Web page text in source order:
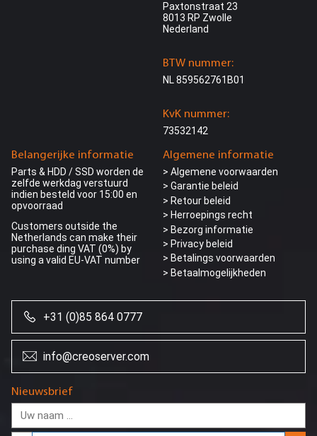
Belangerijke informatie
Parts & HDD / SSD worden de
zelfde werkdag verstuurd
indien besteld voor 15:00 en
opvoorraad
Customers outside the
Netherlands can make their
purchase ding VAT (0%) by
using a valid EU-VAT number
Algemene informatie
> Algemene voorwaarden
> Garantie beleid
> Retour beleid
> Herroepings recht
> Bezorg informatie
> Privacy beleid
> Betalings voorwaarden
> Betaalmogelijkheden
Paxtonstraat 23
8013 RP Zwolle
Nederland
BTW nummer:
NL 859562761B01
KvK nummer:
73532142
+31 (0)85 864 0777
info@creoserver.com
Nieuwsbrief